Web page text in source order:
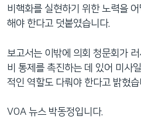
비핵화를 실현하기 위한 노력을
해야 한다고 덧붙였습니다.
보고서는 이밖에 의회 청문회가
비 통제를 촉진하는 데 있어 미사
적인 역할도 다뤄야 한다고 밝혔습
VOA 뉴스 박동정입니다.